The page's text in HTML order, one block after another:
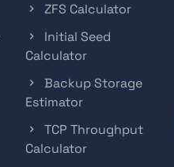
ZFS Calculator
Initial Seed
Calculator
Backup Storage
Estimator
TCP Throughput
Calculator